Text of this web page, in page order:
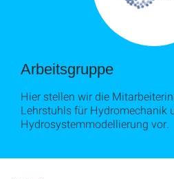
Arbeitsgruppe
Hier stellen wir die
Lehrstuhls für Hydromechanik
Hydrosystemmodellierung vor.